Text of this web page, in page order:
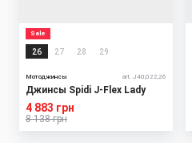
Sale
26 27 28 29
Мотоджинсы art. J40,022,26
Джинсы Spidi J-Flex Lady
8 138 грн
4 883 грн